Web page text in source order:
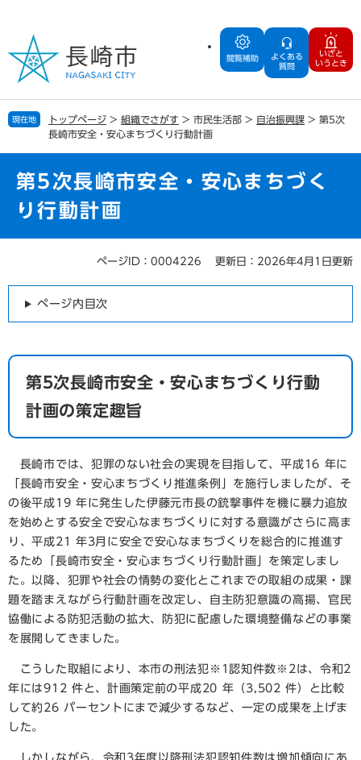
の
で
す
ー
ば
し
閲覧補助
よくある
質問
いざと
いうとき
現在地 トップページ > 組織でさがす > 市民生活部 > 自治振興課 > 第5次
長崎市安全・安心まちづくり行動計画
第5次長崎市安全・安心まちづく
り行動計画
ページID：0004226 更新日：2026年4月1日更新
ページ内目次
第5次長崎市安全・安心まちづくり行動
計画の策定趣旨
長崎市では、犯罪のない社会の実現を目指して、平成16 年に
「長崎市安全・安心まちづくり推進条例」を施行しましたが、そ
の後平成19 年に発生した伊藤元市長の銃撃事件を機に暴力追放
を始めとする安全で安心なまちづくりに対する意識がさらに高ま
り、平成21 年3月に安全で安心なまちづくりを総合的に推進す
るため「長崎市安全・安心まちづくり行動計画」を策定しまし
た。以降、犯罪や社会の情勢の変化とこれまでの取組の成果・課
題を踏まえながら行動計画を改定し、自主防犯意識の高揚、官民
協働による防犯活動の拡大、防犯に配慮した環境整備などの事業
を展開してきました。
こうした取組により、本市の刑法犯※1認知件数※2は、令和2
年には912 件と、計画策定前の平成20 年（3,502 件）と比較
して約26 パーセントにまで減少するなど、一定の成果を上げま
した。
しかしながら、令和3年度以降刑法犯認知件数は増加傾向にあ